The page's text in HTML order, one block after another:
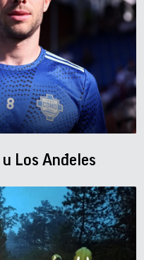
Los Anđeles